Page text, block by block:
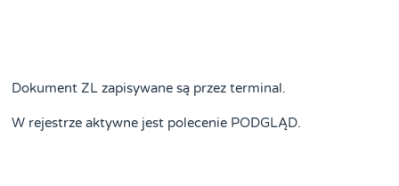
Dokument ZL zapisywane są przez terminal.
W rejestrze aktywne jest polecenie PODGLĄD.